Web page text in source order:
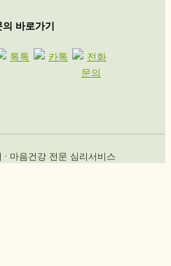
의 바로가기
마음건강 전문 심리서비스